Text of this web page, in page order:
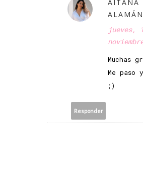
AITANA
ALAMÁN
jueves,
Muchas
Me paso
;)
Responder